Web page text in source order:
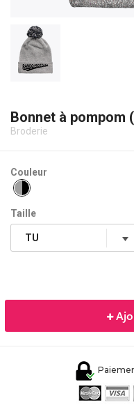
Bonnet à pompom
Broderie
Couleur
Taille